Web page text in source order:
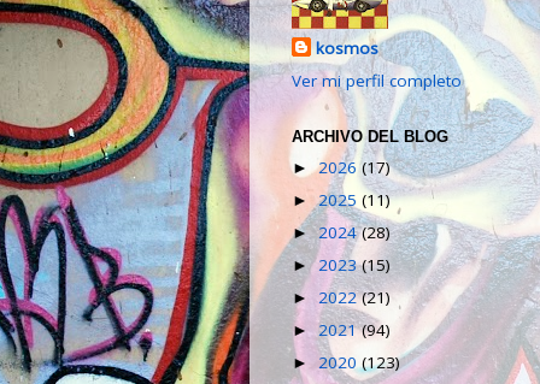
kosmos
Ver mi perfil completo
ARCHIVO DEL BLOG
►2026 (17)
►2025 (11)
►2024(28)
►2023(15)
► 2022(21)
► 2021(94)
► 2020(123)